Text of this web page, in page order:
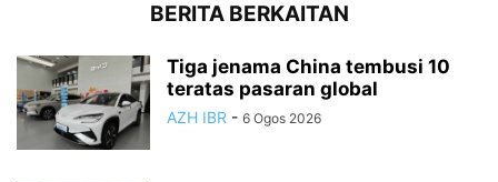
BERITA BERKAITAN
Tiga jenama China tembusi 10
teratas pasaran global
AZH IBR - 6 Ogos 2026